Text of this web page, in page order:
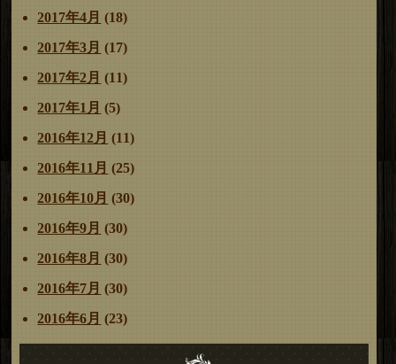
2017年4月 (18)
2017年3月 (17)
2017年2月 (11)
2017年1月 (5)
2016年12月 (11)
2016年11月 (25)
2016年10月 (30)
2016年9月 (30)
2016年8月 (30)
2016年7月 (30)
2016年6月 (23)